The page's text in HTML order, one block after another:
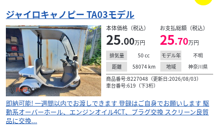
ジャイロキャノピー TA03モデル
本体価格（税込）
25.00万円
お支払総額（税込）
25.70万円
排気量 50 cc モデル年
不明
距離
58074 km 地域
神奈川県
商品番号:B227048（更新日:2026/08/03）
車台番号:619（下3桁）
即納可能! 一週間以内でお渡しできます 登録はご自身でお願いします 駆
動系オーバーホール、エンジンオイル4CT、プラグ交換 スクリーン良質
品に交換...